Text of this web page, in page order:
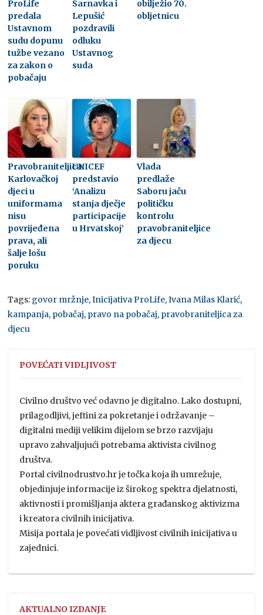
ProLife
predala
Ustavnom
sudu dopunu
tužbe vezano
za zakon o
pobačaju
Sarnavka i
Lepušić
pozdravili
odluku
Ustavnog
suda
obilježio 70.
obljetnicu
Pravobraniteljica:
Karlovačkoj
djeci u
uniformama
nisu
povrijeđena
prava, ali
šalje lošu
poruku
UNICEF
predstavio
‘Analizu
stanja dječje
participacije
u Hrvatskoj’
Vlada
predlaže
Saboru jaču
političku
kontrolu
pravobraniteljice
za djecu
Tags: govor mržnje,Inicijativa ProLife,Ivana Milas Klarić,
kampanja, pobačaj, pravo na pobačaj, pravobraniteljica za
djecu
POVEĆATI VIDLJIVOST
Civilno društvo već odavno je digitalno. Lako dostupni,
prilagodljivi, jeftini za pokretanje i održavanje –
digitalni mediji velikim dijelom se brzo razvijaju
upravo zahvaljujući potrebama aktivista civilnog
društva.
Portal civilnodrustvo.hr je točka koja ih umrežuje,
objedinjuje informacije iz širokog spektra djelatnosti,
aktivnosti i promišljanja aktera građanskog aktivizma
i kreatora civilnih inicijativa.
Misija portala je povećati vidljivost civilnih inicijativa u
zajednici.
AKTUALNO IZDANJE